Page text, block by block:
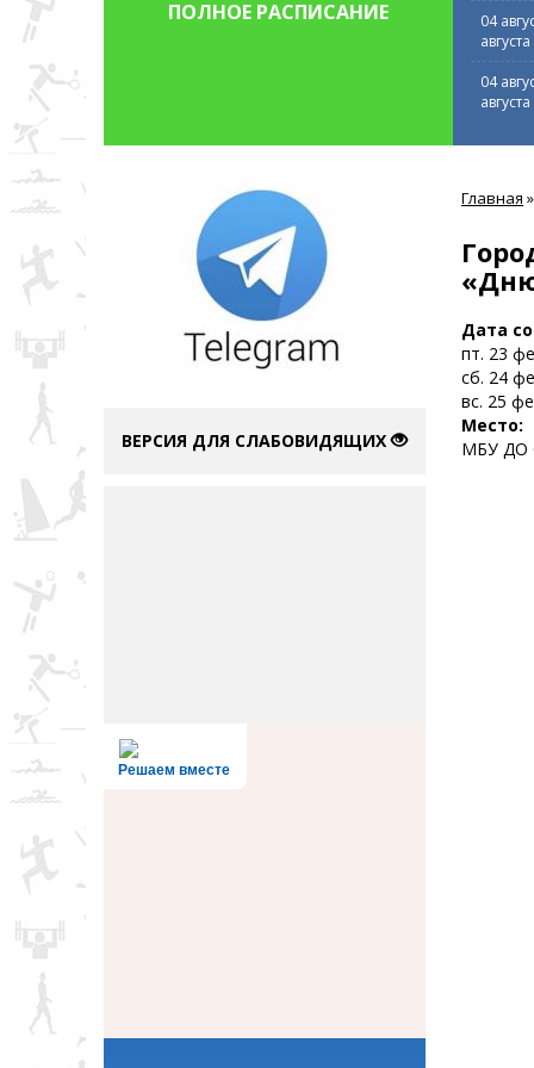
ПОЛНОЕ РАСПИСАНИЕ 04
августа
04
августа
ВЕРСИЯ ДЛЯ СЛАБОВИДЯЩИХ
Решаем вместе
здесь
Главная »
Дата
пт. 23
сб. 24
вс. 25
Место:
МБУ ДО